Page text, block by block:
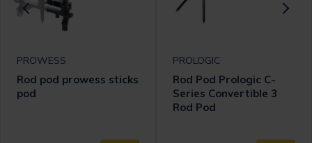
PROWESS
Rod pod prowess sticks
pod
PROLOGIC
Rod Pod Prologic C-
Series Convertible 3
Rod Pod